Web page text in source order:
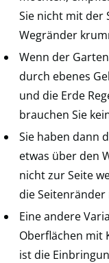
Sie nicht mit der
Wegränder
Wenn der
durch ebenes
und die Erde
brauchen Sie
Sie haben dann
etwas über den
nicht zur Seite
die
Eine andere
Oberflächen mit
ist die